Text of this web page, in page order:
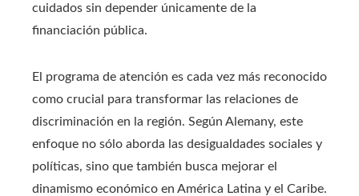
cuidados sin depender únicamente de la
financiación pública.
El programa de atención es cada vez más reconocido
como crucial para transformar las relaciones de
discriminación en la región. Según Alemany, este
enfoque no sólo aborda las desigualdades sociales y
políticas, sino que también busca mejorar el
dinamismo económico en América Latina y el Caribe.